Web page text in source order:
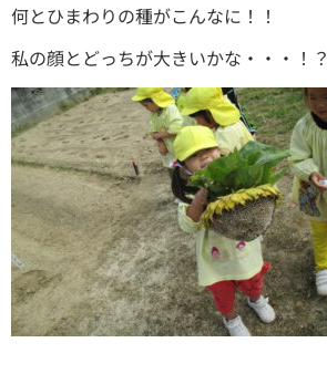
何とひまわりの種がこんなに！！
私の顔とどっちが大きいかな・・・！？